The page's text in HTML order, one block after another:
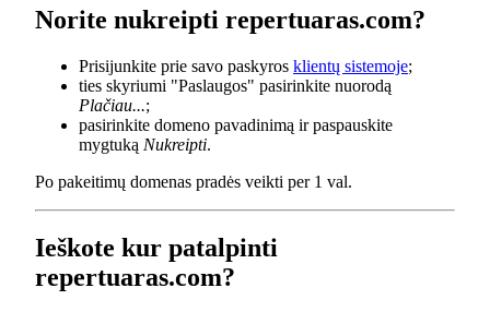
Norite nukreipti repertuaras.com?
Prisijunkite prie savo paskyros klientų sistemoje;
ties skyriumi "Paslaugos" pasirinkite nuorodą
Plačiau...;
pasirinkite domeno pavadinimą ir paspauskite
mygtuką Nukreipti.
Po pakeitimų domenas pradės veikti per 1 val.
Ieškote kur patalpinti
repertuaras.com?